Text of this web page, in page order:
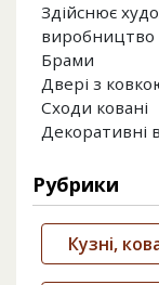
Здійснює
виробництво
Брами
Двері з
Сходи ковані
Декоративні
Рубрики
Кузні,